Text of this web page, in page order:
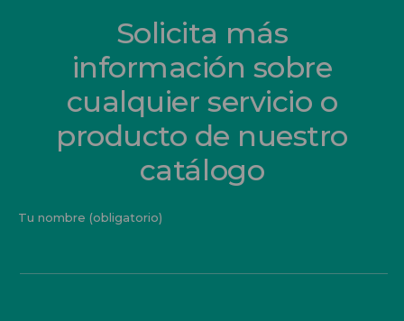
Solicita más
información sobre
cualquier servicio o
producto de nuestro
catálogo
Tu nombre (obligatorio)